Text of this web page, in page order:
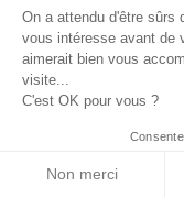
On a attendu d'être sûrs
vous intéresse avant de
aimerait bien vous
visite...
C'est OK pour vous ?
Non merci
contre
On pouvait se
redistribuer les
de valider une
concurrence, y
Lorem